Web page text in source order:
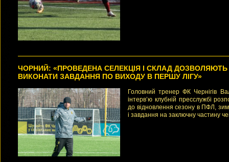
ЧОРНИЙ: «ПРОВЕДЕНА СЕЛЕКЦІЯ І СКЛАД ДОЗВОЛЯЮТЬ
ВИКОНАТИ ЗАВДАННЯ ПО ВИХОДУ В ПЕРШУ ЛІГУ»
Головний тренер ФК Чернігів
інтерв’ю клубній пресслужбі
до відновлення сезону в ПФЛ,
і завдання на заключну частину